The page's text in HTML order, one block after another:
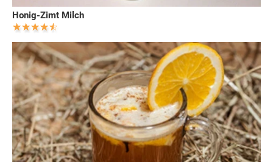
Honig-Zimt Milch